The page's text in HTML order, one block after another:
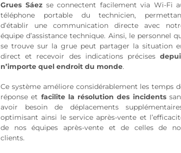
Grues Sáezse connectent facilement via Wi-Fi
téléphone portable du technicien,
d’établir une communication directe avec
équipe d’assistance technique. Ainsi, le personnel
se trouve sur la grue peut partager la situation
direct et recevoir des indications précises
n’importe quel endroit du monde.
Ce système améliore considérablement les temps
réponse et facilite la résolution des incidents
avoir besoin de déplacements
optimisant ainsi le service après-vente et
de nos équipes après-vente et de celles de
clients.